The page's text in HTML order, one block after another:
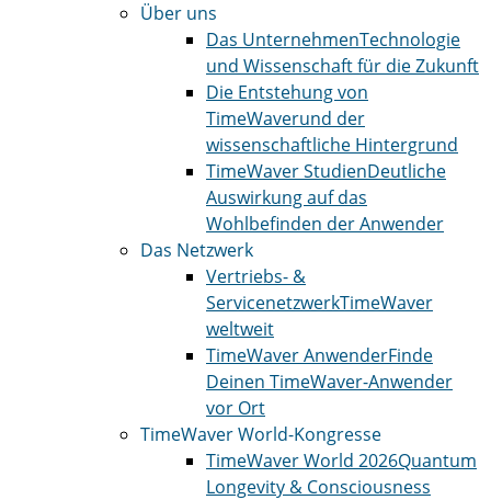
Über uns
Das UnternehmenTechnologie
und Wissenschaft für die Zukunft
Die Entstehung von
TimeWaverund der
wissenschaftliche Hintergrund
TimeWaver StudienDeutliche
Auswirkung auf das
Wohlbefinden der Anwender
Das Netzwerk
Vertriebs- &
ServicenetzwerkTimeWaver
weltweit
TimeWaver AnwenderFinde
Deinen TimeWaver-Anwender
vor Ort
TimeWaver World-Kongresse
TimeWaver World 2026Quantum
Longevity & Consciousness